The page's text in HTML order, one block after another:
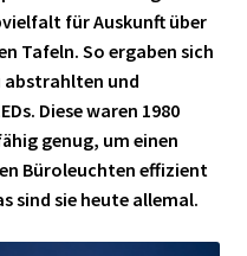
für Auskunft über
Tafeln. So ergaben sich
abstrahlten und
Diese waren 1980
genug, um einen
Büroleuchten effizient
sind sie heute allemal.